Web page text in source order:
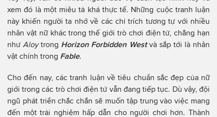
xem đó là một miêu tả khá thực tế. Những cuộc tranh luận
này khiến người ta nhớ về các chỉ trích tương tự với nhiều
nhân vật nữ khác trong thế giới trò chơi điện tử, chẳng hạn
như Aloytrong Horizon Forbidden Westvà sắp tới là nhân
vật chính trong Fable.
Cho đến nay, các tranh luận về tiêu chuẩn sắc đẹp của nữ
giới trong các trò chơi điện tử vẫn đang tiếp tục. Dù vậy, đội
ngũ phát triển chắc chắn sẽ muốn tập trung vào việc mang
đến một trải nghiệm hấp dẫn cho người chơi hơn. Thành